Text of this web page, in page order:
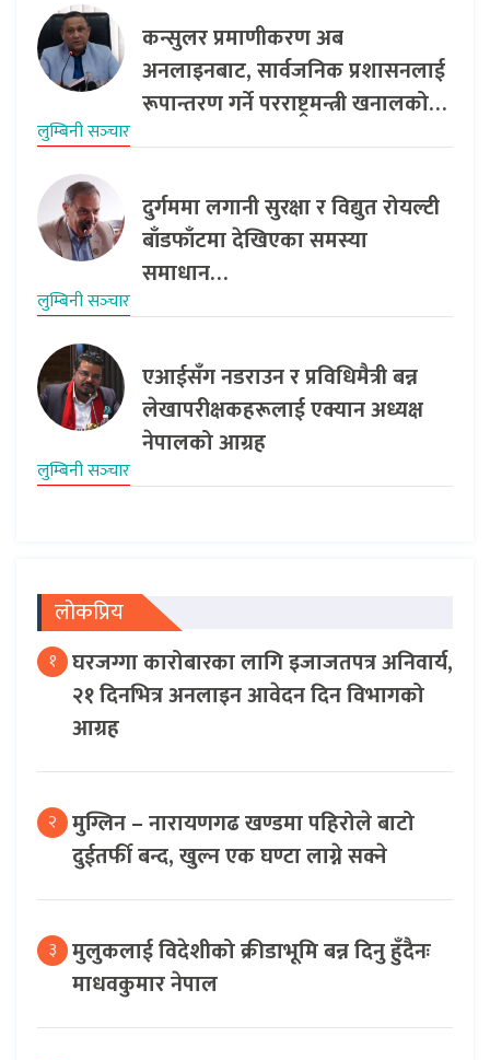
कन्सुलर प्रमाणीकरण अब
अनलाइनबाट, सार्वजनिक प्रशासनलाई
रूपान्तरण गर्ने परराष्ट्रमन्त्री खनालको…
लुम्बिनी सञ्‍चार
दुर्गममा लगानी सुरक्षा र विद्युत रोयल्टी
बाँडफाँटमा देखिएका समस्या
समाधान…
लुम्बिनी सञ्‍चार
एआईसँग नडराउन र प्रविधिमैत्री बन्न
लेखापरीक्षकहरूलाई एक्यान अध्यक्ष
नेपालको आग्रह
लुम्बिनी सञ्‍चार
लोकप्रिय
१ घरजग्गा कारोबारका लागि इजाजतपत्र अनिवार्य,
२१ दिनभित्र अनलाइन आवेदन दिन विभागको
आग्रह
२ मुग्लिन – नारायणगढ खण्डमा पहिरोले बाटो
दुईतर्फी बन्द, खुल्न एक घण्टा लाग्ने सक्ने
३ मुलुकलाई विदेशीको क्रीडाभूमि बन्न दिनु हुँदैनः
माधवकुमार नेपाल